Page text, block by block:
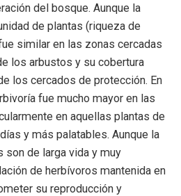
del bosque. Aunque la
de plantas (riqueza de
similar en las zonas cercadas
los arbustos y su cobertura
los cercados de protección. En
fue mucho mayor en las
en aquellas plantas de
y más palatables. Aunque la
de larga vida y muy
de herbívoros mantenida en
su reproducción y